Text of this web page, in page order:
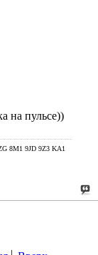
на пульсе))
8M1 9JD 9Z3 KA1